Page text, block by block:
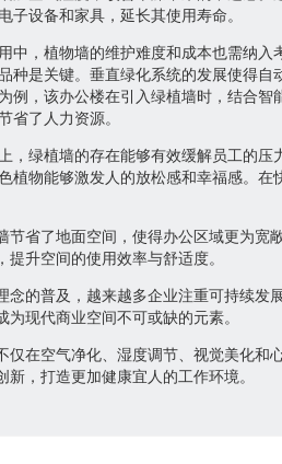
子设备和家具，延长其使用寿命。
中，植物墙的维护难度和成本也需纳
种是关键。垂直绿化系统的发展使得
例，该办公楼在引入绿植墙时，结合
省了人力资源。
，绿植墙的存在能够有效缓解员工的
植物能够激发人的放松感和幸福感。
省了地面空间，使得办公区域更为宽
升空间的使用效率与舒适度。
的普及，越来越多企业注重可持续发
现代商业空间不可或缺的元素。
在空气净化、湿度调节、视觉美化和
，打造更加健康宜人的工作环境。